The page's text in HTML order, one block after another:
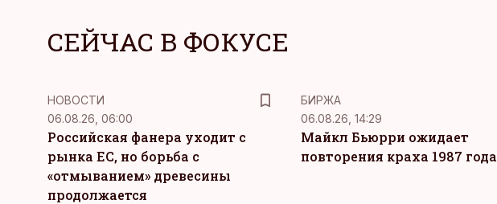
СЕЙЧАС В ФОКУСЕ
НОВОСТИ
06.08.26, 06:00
Российская фанера уходит с
рынка ЕС, но борьба с
«отмыванием» древесины
продолжается
БИРЖА
06.08.26, 14:29
Майкл Бьюрри ожидает
повторения краха 1987 года